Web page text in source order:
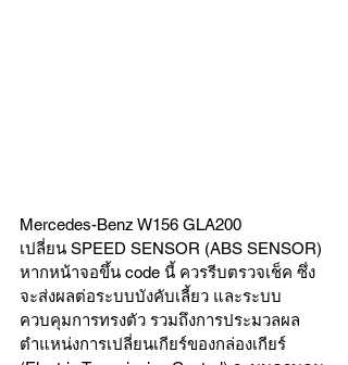
Mercedes-Benz W156 GLA200
เปลี่ยน SPEED SENSOR (ABS SENSOR)
หากหน้าจอขึ้น code นี้ ควรรีบตรวจเช็ค ซึ่ง
จะส่งผลต่อระบบบังคับเลี้ยว และระบบ
ควบคุมการทรงตัว รวมถึงการประมวลผล
ตำแหน่งการเปลี่ยนเกียร์ของกล่องเกียร์